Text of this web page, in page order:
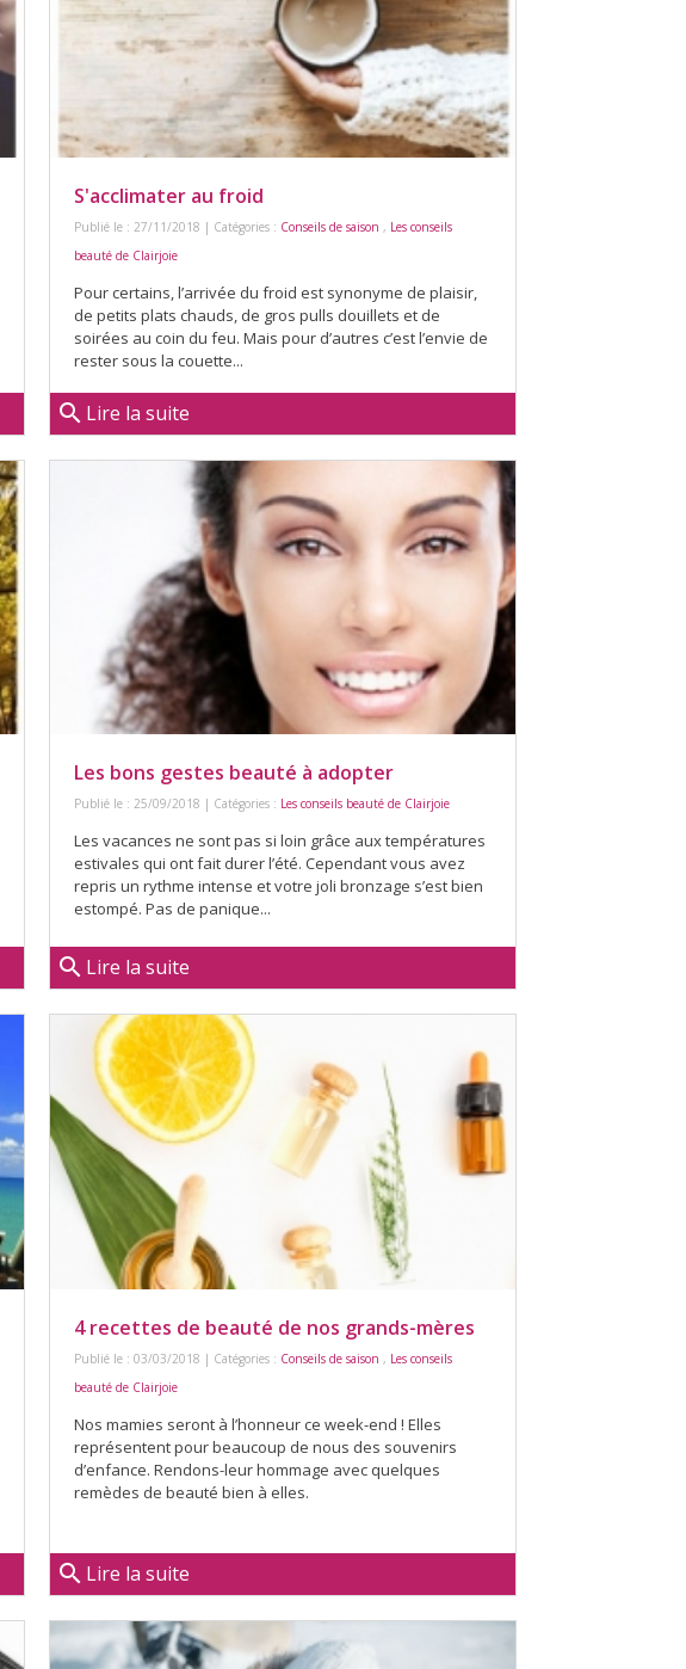
S'acclimater au froid
Publié le : 27/11/2018 | Catégories : Conseils de saison , Les conseils
beauté de Clairjoie
Pour certains, l’arrivée du froid est synonyme de plaisir,
de petits plats chauds, de gros pulls douillets et de
soirées au coin du feu. Mais pour d’autres c’est l’envie de
rester sous la couette...
search Lire la suite
Les bons gestes beauté à adopter
Publié le : 25/09/2018 | Catégories : Les conseils beauté de Clairjoie
Les vacances ne sont pas si loin grâce aux températures
estivales qui ont fait durer l’été. Cependant vous avez
repris un rythme intense et votre joli bronzage s’est bien
estompé. Pas de panique...
search Lire la suite
4 recettes de beauté de nos grands-mères
Publié le : 03/03/2018 | Catégories : Conseils de saison , Les conseils
beauté de Clairjoie
Nos mamies seront à l’honneur ce week-end ! Elles
représentent pour beaucoup de nous des souvenirs
d’enfance. Rendons-leur hommage avec quelques
remèdes de beauté bien à elles.
search Lire la suite